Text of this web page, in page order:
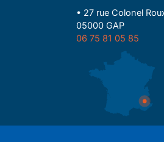
• 27 rue Colonel
05000 GAP
06 75 81 05 85